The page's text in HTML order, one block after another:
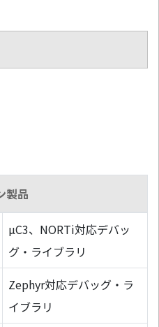
製品
µC3、NORTi対応デバッ
グ・ライブラリ
Zephyr対応デバッグ・ラ
イブラリ